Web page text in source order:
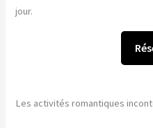
jour.
Les activités romantiques